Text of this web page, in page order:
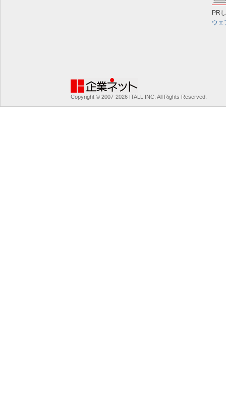
PR
ウェ
Copyright © 2007-2026 ITALL INC. All Rights Reserved.